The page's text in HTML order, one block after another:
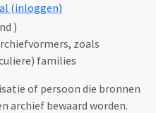
(inloggen)
)
zoals
families
of persoon die bronnen
archief bewaard worden.